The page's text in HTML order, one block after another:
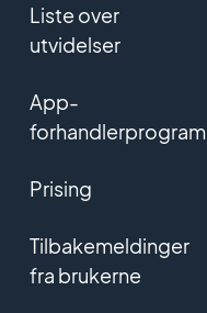
Liste over
utvidelser
App-
forhandlerprogram
Prising
Tilbakemeldinger
fra brukerne